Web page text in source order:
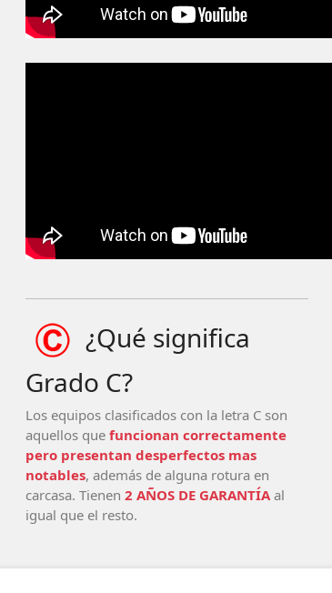
¿Qué significa
Grado C?
Los equipos clasificados con la letra C son
aquellos que funcionan correctamente
pero presentan desperfectos mas
notables, además de alguna rotura en
carcasa. Tienen 2 AÑOS DE GARANTÍA al
igual que el resto.